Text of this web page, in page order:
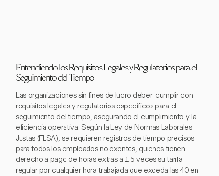
Entendiendo los Requisitos Legales y Regulatorios para el
Seguimiento del Tiempo
Las organizaciones sin fines de lucro deben cumplir con
requisitos legales y regulatorios específicos para el
seguimiento del tiempo, asegurando el cumplimiento y la
eficiencia operativa. Según la Ley de Normas Laborales
Justas (FLSA), se requieren registros de tiempo precisos
para todos los empleados no exentos, quienes tienen
derecho a pago de horas extras a 1.5 veces su tarifa
regular por cualquier hora trabajada que exceda las 40 en